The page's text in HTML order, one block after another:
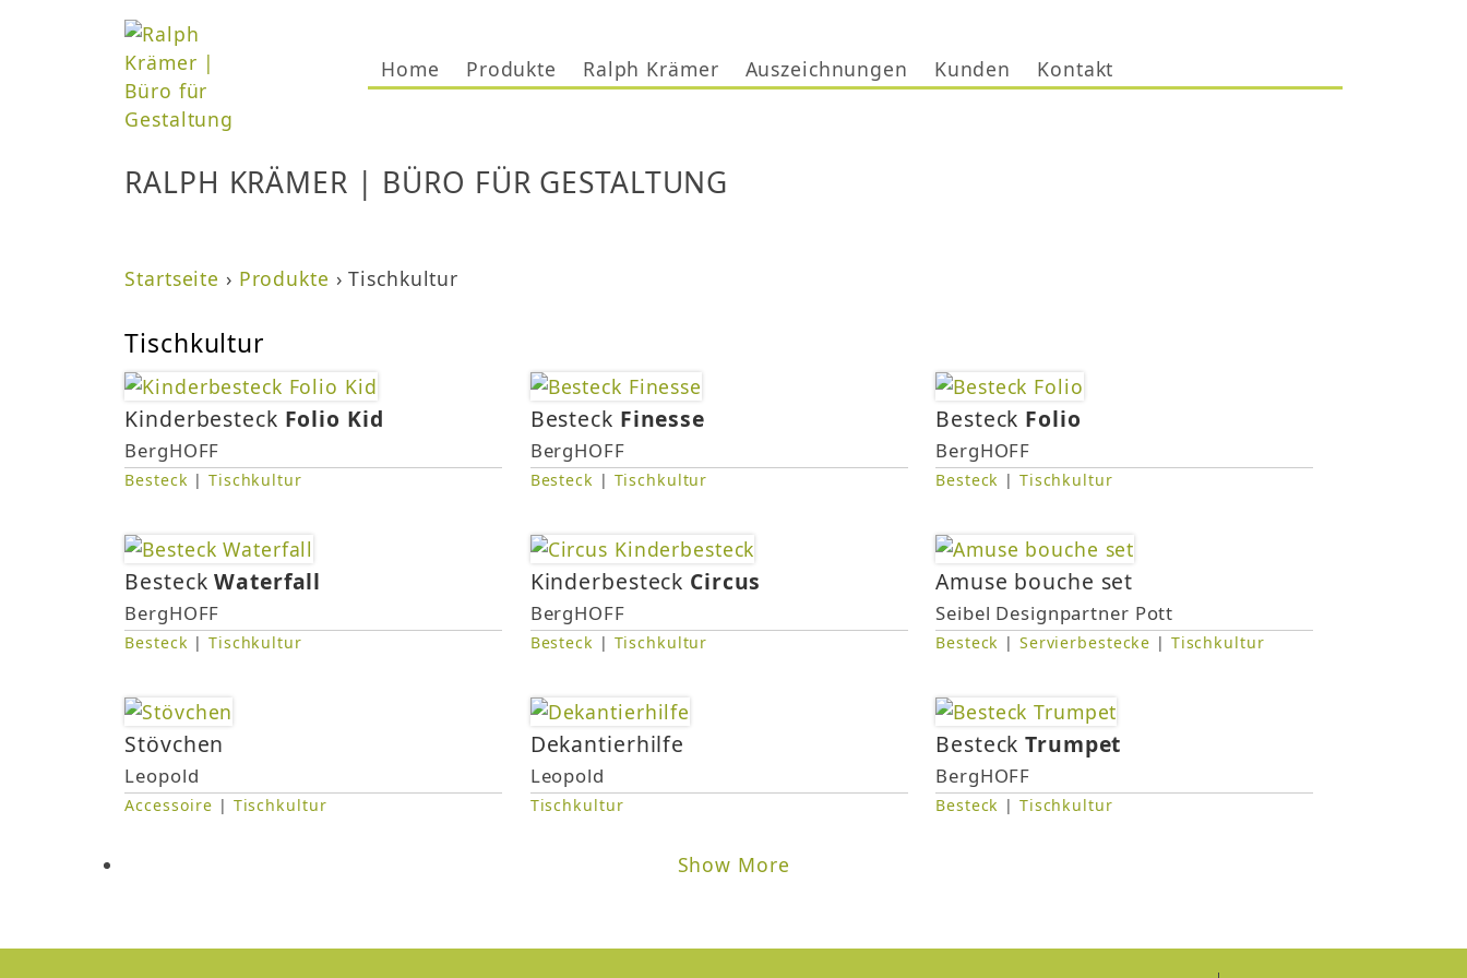
Home Produkte Ralph Krämer Auszeichnungen Kunden Kontakt
RALPH KRÄMER | BÜRO FÜR GESTALTUNG
i
e
s
n
d
h
i
e
r
Startseite › Produkte ›Tischkultur
Tischkultur
Kinderbesteck Folio Kid
BergHOFF
Besteck |Tischkultur
Besteck Finesse
BergHOFF
Besteck | Tischkultur
Besteck Folio
BergHOFF
Besteck | Tischkultur
BesteckWaterfall
BergHOFF
Besteck |Tischkultur
Kinderbesteck Circus
BergHOFF
Besteck | Tischkultur
Amuse bouche set
Seibel Designpartner Pott
Besteck | Servierbestecke | Tischkultur
Stövchen
Leopold
Accessoire | Tischkultur
Dekantierhilfe
Leopold
Tischkultur
BesteckTrumpet
BergHOFF
Besteck | Tischkultur
Show More